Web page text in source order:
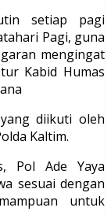
setiap pagi
Pagi, guna
mengingat
Kabid Humas
diikuti oleh
Kaltim.
Pol Ade Yaya
sesuai dengan
untuk